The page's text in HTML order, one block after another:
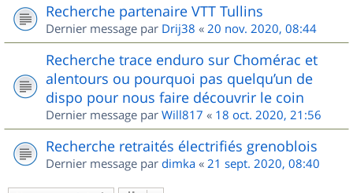
Recherche partenaire VTT Tullins
Dernier message par Drij38 « 20 nov. 2020, 08:44
Recherche trace enduro sur Chomérac et
alentours ou pourquoi pas quelqu’un de
dispo pour nous faire découvrir le coin
Dernier message par Will817 « 18 oct. 2020, 21:56
Recherche retraités électrifiés grenoblois
Dernier message par dimka « 21 sept. 2020, 08:40